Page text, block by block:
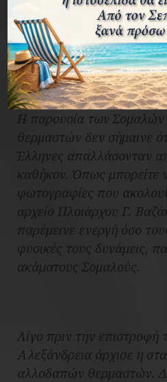
Σελίδα από το
Η παρουσία των
θερμαστών δεν σήμαινε
Έλληνες απαλλάσονταν
καθήκον. Όπως μπορείτε
φωτογραφίες που
αρχείο Πλοιάρχου Γ.
παρέμεινε ενεργή όσο
φυσικές τους δυνάμεις,
ακάματους Σομαλούς.
Λίγο πριν την
Αλεξάνδρεια άρχισε η
αλλοδαπών θερμαστών.